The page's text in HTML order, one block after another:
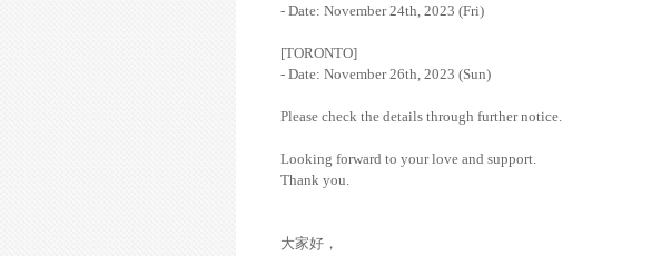
- Date: November 24th, 2023 (Fri)
[TORONTO]
- Date: November 26th, 2023 (Sun)
Please check the details through further notice.
Looking forward to your love and support.
Thank you.
大家好，